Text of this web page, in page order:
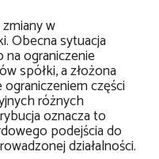
w
Obecna sytuacja
na ograniczenie
spółki, a złożona
części
różnych
oznacza to
podejścia do
działalności.